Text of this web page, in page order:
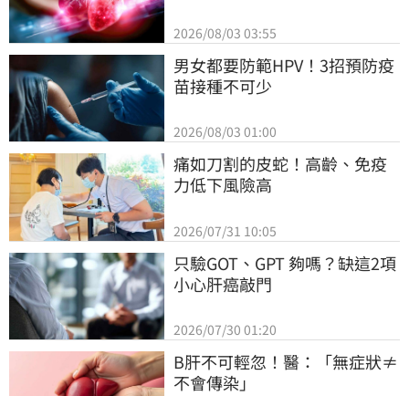
2026/08/03 03:55
男女都要防範HPV！3招預防疫
苗接種不可少
2026/08/03 01:00
痛如刀割的皮蛇！高齡、免疫
力低下風險高
2026/07/31 10:05
只驗GOT、GPT 夠嗎？缺這2項
小心肝癌敲門
2026/07/30 01:20
B肝不可輕忽！醫：「無症狀≠
不會傳染」